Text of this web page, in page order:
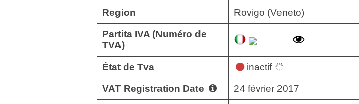
Region Rovigo (Veneto)
Partita IVA (Numéro de
TVA)
État de Tva inactif
VAT Registration Date 24 février 2017